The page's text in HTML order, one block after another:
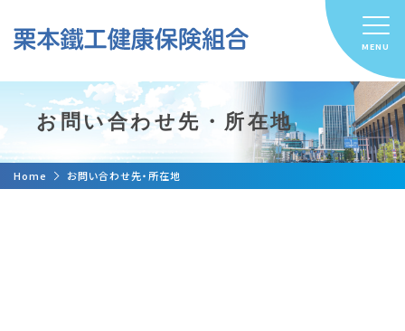
お問い合わせ先・所在地
Home お問い合わせ先・所在地